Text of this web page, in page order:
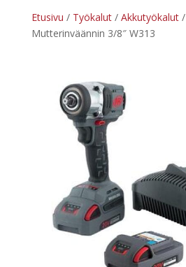
Etusivu / Työkalut/ Akkutyökalut/
Mutterinväännin 3/8″ W313